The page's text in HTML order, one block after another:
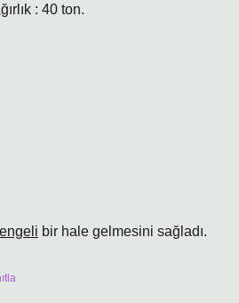
: 40 ton.
bir hale gelmesini sağladı.